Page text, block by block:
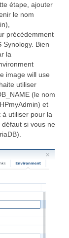
étape, ajouter
le nom
précédemment
Synology. Bien
la
image will use
utiliser
(le nom
et
à utiliser pour la
si vous ne